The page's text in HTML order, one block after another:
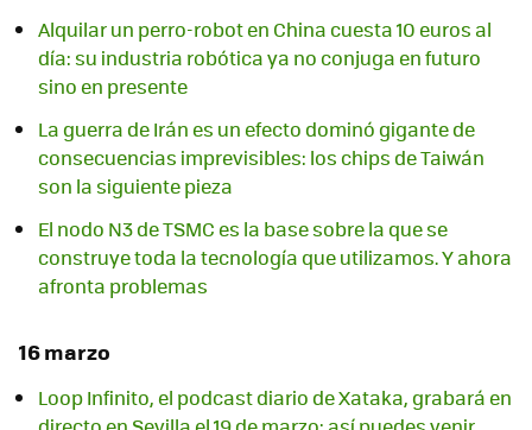
Alquilar un perro-robot en China cuesta 10 euros al
día: su industria robótica ya no conjuga en futuro
sino en presente
La guerra de Irán es un efecto dominó gigante de
consecuencias imprevisibles: los chips de Taiwán
son la siguiente pieza
El nodo N3 de TSMC es la base sobre la que se
construye toda la tecnología que utilizamos. Y ahora
afronta problemas
16 marzo
Loop Infinito, el podcast diario de Xataka, grabará en